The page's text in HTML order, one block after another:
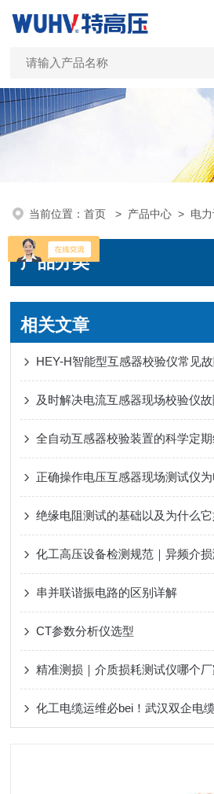
当前位置：首页 > 产品中心 > 电
产品分类
相关文章
全自动互感器校验装置的科学定
正确操作电压互感器现场测试仪
绝缘电阻测试的基础以及为什么
串并联谐振电路的区别详解
CT参数分析仪选型